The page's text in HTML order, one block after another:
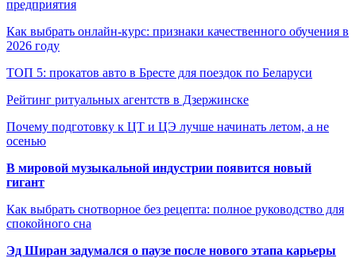
предприятия
Как выбрать онлайн-курс: признаки качественного обучения в
2026 году
ТОП 5: прокатов авто в Бресте для поездок по Беларуси
Рейтинг ритуальных агентств в Дзержинске
Почему подготовку к ЦТ и ЦЭ лучше начинать летом, а не
осенью
В мировой музыкальной индустрии появится новый
гигант
Как выбрать снотворное без рецепта: полное руководство для
спокойного сна
Эд Ширан задумался о паузе после нового этапа карьеры